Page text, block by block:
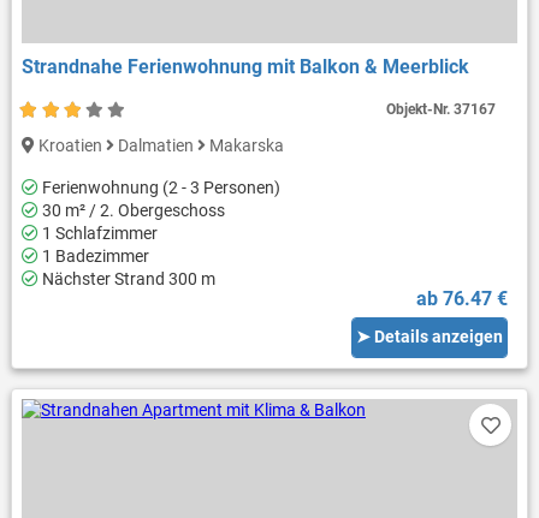
Strandnahe Ferienwohnung mit Balkon & Meerblick
Kroatien Dalmatien Makarska
Ferienwohnung (2 - 3 Personen)
30 m² / 2. Obergeschoss
1 Schlafzimmer
1 Badezimmer
Nächster Strand 300 m
ab 76.47 €
➤ Details anzeigen
Objekt-Nr.37167